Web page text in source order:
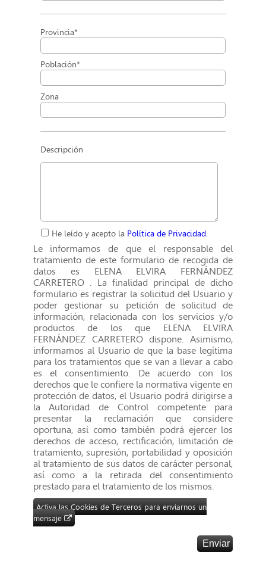
Provincia*
Población*
Zona
Descripción
He leído y acepto la Política de Privacidad.
Le informamos de que el responsable del
tratamiento de este formulario de recogida de
datos es ELENA ELVIRA FERNÁNDEZ
CARRETERO . La finalidad principal de dicho
formulario es registrar la solicitud del Usuario y
poder gestionar su petición de solicitud de
información, relacionada con los servicios y/o
productos de los que ELENA ELVIRA
FERNÁNDEZ CARRETERO dispone. Asimismo,
informamos al Usuario de que la base legítima
para los tratamientos que se van a llevar a cabo
es el consentimiento. De acuerdo con los
derechos que le confiere la normativa vigente en
protección de datos, el Usuario podrá dirigirse a
la Autoridad de Control competente para
presentar la reclamación que considere
oportuna, así como también podrá ejercer los
derechos de acceso, rectificación, limitación de
tratamiento, supresión, portabilidad y oposición
al tratamiento de sus datos de carácter personal,
así como a la retirada del consentimiento
prestado para el tratamiento de los mismos.
Activa las Cookies de Terceros para enviarnos un
mensaje